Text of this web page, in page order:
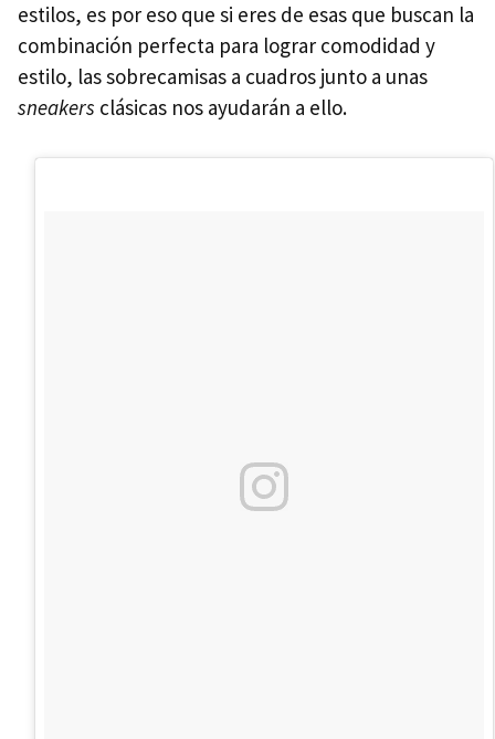
estilos, es por eso que si eres de esas que buscan la
combinación perfecta para lograr comodidad y
estilo, las sobrecamisas a cuadros junto a unas
sneakers clásicas nos ayudarán a ello.